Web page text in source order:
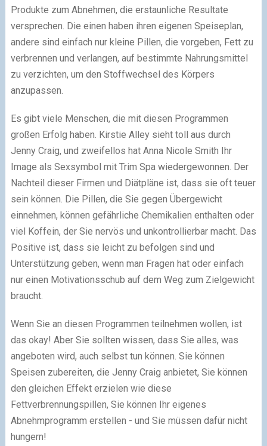
Produkte zum Abnehmen, die erstaunliche Resultate
versprechen. Die einen haben ihren eigenen Speiseplan,
andere sind einfach nur kleine Pillen, die vorgeben, Fett zu
verbrennen und verlangen, auf bestimmte Nahrungsmittel
zu verzichten, um den Stoffwechsel des Körpers
anzupassen.
Es gibt viele Menschen, die mit diesen Programmen
großen Erfolg haben. Kirstie Alley sieht toll aus durch
Jenny Craig, und zweifellos hat Anna Nicole Smith Ihr
Image als Sexsymbol mit Trim Spa wiedergewonnen. Der
Nachteil dieser Firmen und Diätpläne ist, dass sie oft teuer
sein können. Die Pillen, die Sie gegen Übergewicht
einnehmen, können gefährliche Chemikalien enthalten oder
viel Koffein, der Sie nervös und unkontrollierbar macht. Das
Positive ist, dass sie leicht zu befolgen sind und
Unterstützung geben, wenn man Fragen hat oder einfach
nur einen Motivationsschub auf dem Weg zum Zielgewicht
braucht.
Wenn Sie an diesen Programmen teilnehmen wollen, ist
das okay! Aber Sie sollten wissen, dass Sie alles, was
angeboten wird, auch selbst tun können. Sie können
Speisen zubereiten, die Jenny Craig anbietet, Sie können
den gleichen Effekt erzielen wie diese
Fettverbrennungspillen, Sie können Ihr eigenes
Abnehmprogramm erstellen - und Sie müssen dafür nicht
hungern!